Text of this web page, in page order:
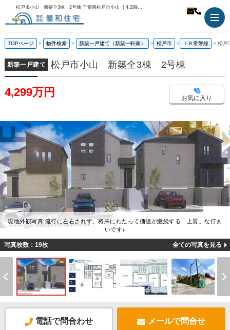
松戸市小山 新築全3棟 2号棟 千葉県松戸市小山 ｜4,299万円の新築一戸建て｜株式会社優和住宅
TOPページ 物件検索 新築一戸建て（新築一軒家） 松戸市 ＪＲ常磐線 松
新築一戸建て 松戸市小山 新築全3棟 2号棟
4,299万円 お気に入り
現地外観写真 流行に左右されず、将来にわたって価値が継続する「上質」な佇ま
いです♪
写真枚数：19枚 全ての写真を見る
電話で問合わせ メールで問合せ